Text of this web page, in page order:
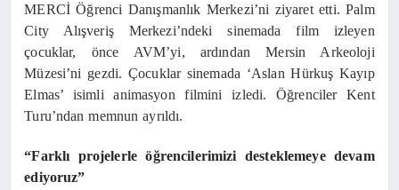
MERCİ Öğrenci Danışmanlık Merkezi’ni ziyaret etti. Palm
City Alışveriş Merkezi’ndeki sinemada film izleyen
çocuklar, önce AVM’yi, ardından Mersin Arkeoloji
Müzesi’ni gezdi. Çocuklar sinemada ‘Aslan Hürkuş Kayıp
Elmas’ isimli animasyon filmini izledi. Öğrenciler Kent
Turu’ndan memnun ayrıldı.
“Farklı projelerle öğrencilerimizi desteklemeye devam
ediyoruz”